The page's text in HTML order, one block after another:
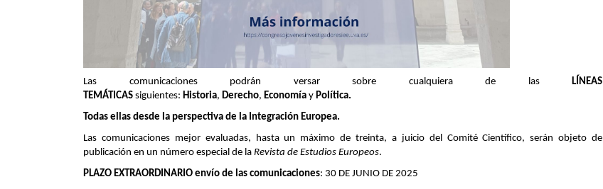
Las comunicaciones podrán versar sobre cualquiera de las LÍNEAS
TEMÁTICAS siguientes: Historia, Derecho, Economía y Política.
Todas ellas desde la perspectiva de la Integración Europea.
Las comunicaciones mejor evaluadas, hasta un máximo de treinta, a juicio del Comité Científico, serán objeto de
publicación en un número especial de la Revista de Estudios Europeos.
PLAZO EXTRAORDINARIO envío de las comunicaciones: 30 DE JUNIO DE 2025